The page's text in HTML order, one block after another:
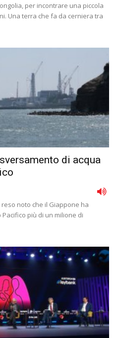
per incontrare una piccola
Una terra che fa da cerniera tra
di acqua
noto che il Giappone ha
più di un milione di